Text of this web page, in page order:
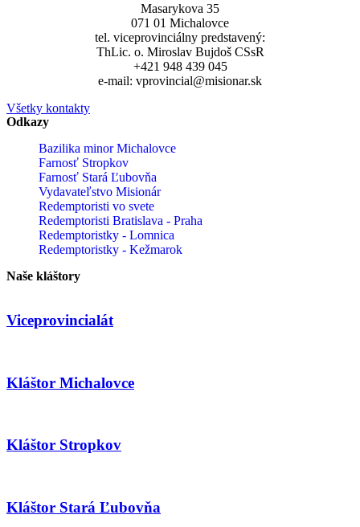
Masarykova 35
071 01 Michalovce
tel. viceprovinciálny predstavený:
ThLic. o. Miroslav Bujdoš CSsR
+421 948 439 045
e-mail: vprovincial@misionar.sk
Všetky kontakty
Odkazy
Bazilika minor Michalovce
Farnosť Stropkov
Farnosť Stará Ľubovňa
Vydavateľstvo Misionár
Redemptoristi vo svete
Redemptoristi Bratislava - Praha
Redemptoristky - Lomnica
Redemptoristky - Kežmarok
Naše kláštory
Viceprovincialát
Kláštor Michalovce
Kláštor Stropkov
Kláštor Stará Ľubovňa